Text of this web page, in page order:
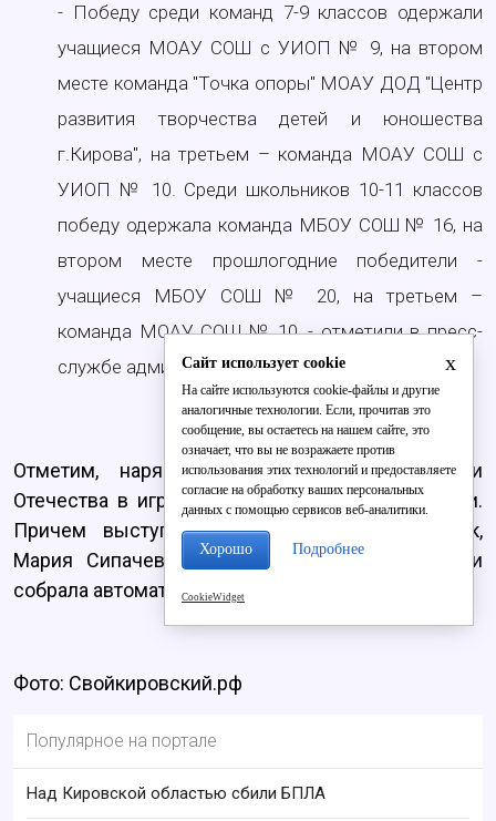
- Победу среди команд 7-9 классов одержали
учащиеся МОАУ СОШ с УИОП № 9, на втором
месте команда "Точка опоры" МОАУ ДОД "Центр
развития творчества детей и юношества
г.Кирова", на третьем – команда МОАУ СОШ с
УИОП № 10. Среди школьников 10-11 классов
победу одержала команда МБОУ СОШ № 16, на
втором месте прошлогодние победители -
учащиеся МБОУ СОШ № 20, на третьем –
команда МОАУ СОШ № 10, - отметили в пресс-
службе администрации Кирова.
Отметим, наряду с будущими защитниками
Отечества в игре принимали участие и девочки.
Причем выступали они очень достойно. Так,
Мария Сипачева из школы №10 разобрала и
собрала автомат за одну минуту и одну секунду.
Фото: Свойкировский.рф
Популярное на портале
Над Кировской областью сбили БПЛА
x
Сайт использует cookie
На сайте используются cookie-файлы и другие
аналогичные технологии. Если, прочитав это
сообщение, вы остаетесь на нашем сайте, это
означает, что вы не возражаете против
использования этих технологий и предоставляете
согласие на обработку ваших персональных
данных с помощью сервисов веб-аналитики.
Хорошо Подробнее
CookieWidget